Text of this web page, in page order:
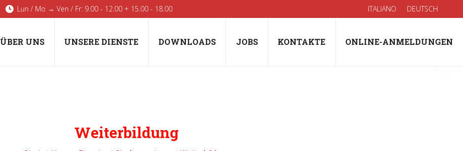
Lun / Mo → Ven / Fr: 9.00 - 12.00 + 15.00 - 18.00 ITALIANO DEUTSCH
ÜBER UNS UNSERE DIENSTE DOWNLOADS JOBS KONTAKTE ONLINE-ANMELDUNGEN
Weiterbildung
Sie befinden sich hier: